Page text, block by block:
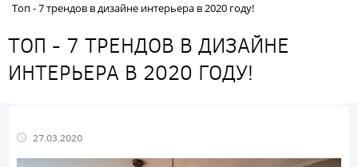
Топ - 7 трендов в дизайне интерьера в 2020 году!
ТОП - 7 ТРЕНДОВ В ДИЗАЙНЕ
ИНТЕРЬЕРА В 2020 ГОДУ!
27.03.2020